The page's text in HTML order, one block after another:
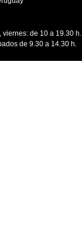
viernes: de 10 a 19.30 h.
de 9.30 a 14.30 h.